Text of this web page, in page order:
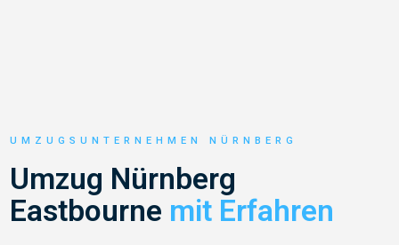
UMZUGSUNTERNEHMEN NÜRNBERG
Umzug Nürnberg
Eastbourne mit Erfahren